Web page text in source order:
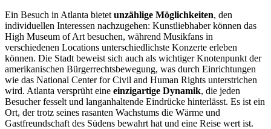
Ein Besuch in Atlanta bietet unzählige Möglichkeiten, den
individuellen Interessen nachzugehen: Kunstliebhaber können das
High Museum of Art besuchen, während Musikfans in
verschiedenen Locations unterschiedlichste Konzerte erleben
können. Die Stadt beweist sich auch als wichtiger Knotenpunkt der
amerikanischen Bürgerrechtsbewegung, was durch Einrichtungen
wie das National Center for Civil and Human Rights unterstrichen
wird. Atlanta versprüht eine einzigartige Dynamik, die jeden
Besucher fesselt und langanhaltende Eindrücke hinterlässt. Es ist ein
Ort, der trotz seines rasanten Wachstums die Wärme und
Gastfreundschaft des Südens bewahrt hat und eine Reise wert ist.